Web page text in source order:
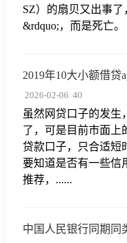
SZ）的扇贝又出事
&rdquo;，而是死
2019年10大小额借贷
2026-02-06 40
虽然网贷口子的发生
了，可是目前市面
贷款口子，只合适短
要知道是否有一些信
推荐，......
中国人民银行同期同